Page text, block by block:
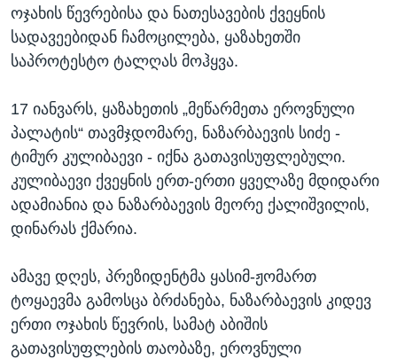
ოჯახის წევრებისა და ნათესავების ქვეყნის
სადავეებიდან ჩამოცილება, ყაზახეთში
საპროტესტო ტალღას მოჰყვა.
17 იანვარს, ყაზახეთის „მეწარმეთა ეროვნული
პალატის“ თავმჯდომარე, ნაზარბაევის სიძე -
ტიმურ კულიბაევი - იქნა გათავისუფლებული.
კულიბაევი ქვეყნის ერთ-ერთი ყველაზე მდიდარი
ადამიანია და ნაზარბაევის მეორე ქალიშვილის,
დინარას ქმარია.
ამავე დღეს, პრეზიდენტმა ყასიმ-ჟომართ
ტოყაევმა გამოსცა ბრძანება, ნაზარბაევის კიდევ
ერთი ოჯახის წევრის, სამატ აბიშის
გათავისუფლების თაობაზე, ეროვნული